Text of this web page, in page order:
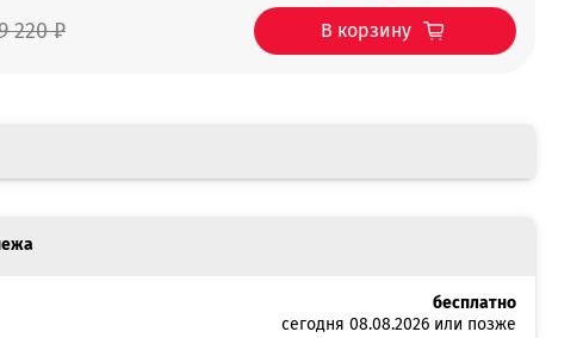
220 ₽ В корзину
бесплатно
сегодня 08.08.2026 или позже